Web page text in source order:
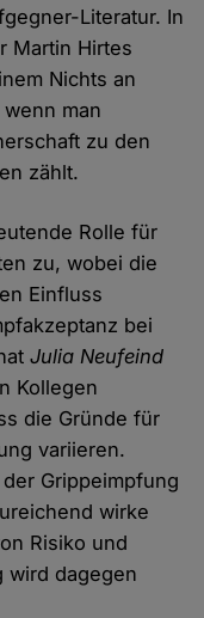
Literatur. In
Martin Hirtes
Nichts an
man
zu den
zählt.
Rolle für
zu, wobei die
Einfluss
bei
Julia Neufeind
Kollegen
die Gründe für
variieren.
Grippeimpfung
wirke
Risiko und
wird dagegen